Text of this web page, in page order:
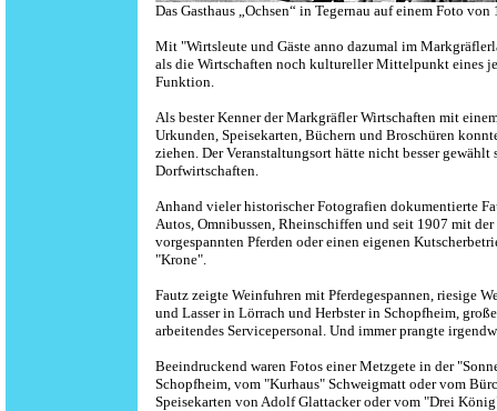
Das Gasthaus „Ochsen“ in Tegernau auf einem Foto
Mit "Wirtsleute und Gäste anno dazumal im
als die Wirtschaften noch kultureller Mittelpunkt eines
Funktion.
Als bester Kenner der Markgräfler Wirtschaften mit
Urkunden, Speisekarten, Büchern und Broschüren
ziehen. Der Veranstaltungsort hätte nicht besser
Dorfwirtschaften.
Anhand vieler historischer Fotografien dokumentierte
Autos, Omnibussen, Rheinschiffen und seit 1907 mit
vorgespannten Pferden oder einen eigenen
"Krone".
Fautz zeigte Weinfuhren mit Pferdegespannen, riesige
und Lasser in Lörrach und Herbster in Schopfheim,
arbeitendes Servicepersonal. Und immer prangte
Beeindruckend waren Fotos einer Metzgete in der
Schopfheim, vom "Kurhaus" Schweigmatt oder vom
Speisekarten von Adolf Glattacker oder vom "Drei